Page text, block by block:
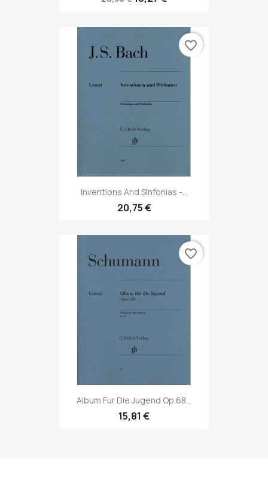
Inventions And Sinfonias -...
20,75 €
favorite_border
Album Fur Die Jugend Op.68...
15,81 €
favorite_border